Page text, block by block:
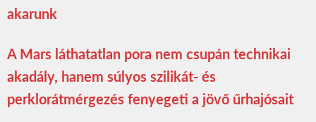
akarunk
A Mars láthatatlan pora nem csupán technikai
akadály, hanem súlyos szilikát- és
perklorátmérgezés fenyegeti a jövő űrhajósait